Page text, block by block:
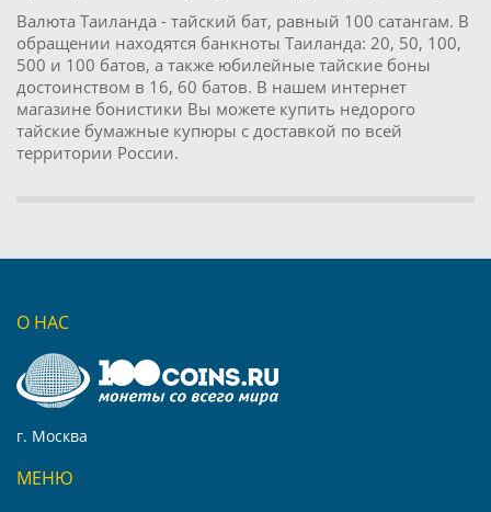
Валюта Таиланда - тайский бат, равный 100 сатангам. В
обращении находятся банкноты Таиланда: 20, 50, 100,
500 и 100 батов, а также юбилейные тайские боны
достоинством в 16, 60 батов. В нашем интернет
магазине бонистики Вы можете купить недорого
тайские бумажные купюры с доставкой по всей
территории России.
О НАС
г. Москва
МЕНЮ